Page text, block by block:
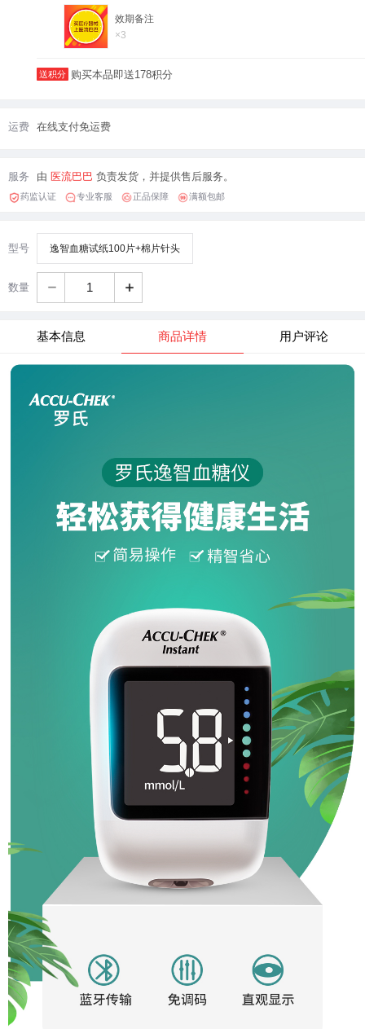
效期备注
×3
送积分 购买本品即送178积分
运费 在线支付免运费
服务 由 医流巴巴 负责发货，并提供售后服务。
药监认证 专业客服 正品保障 满额包邮
型号 逸智血糖试纸100片+棉片针头
数量
基本信息 商品详情 用户评论